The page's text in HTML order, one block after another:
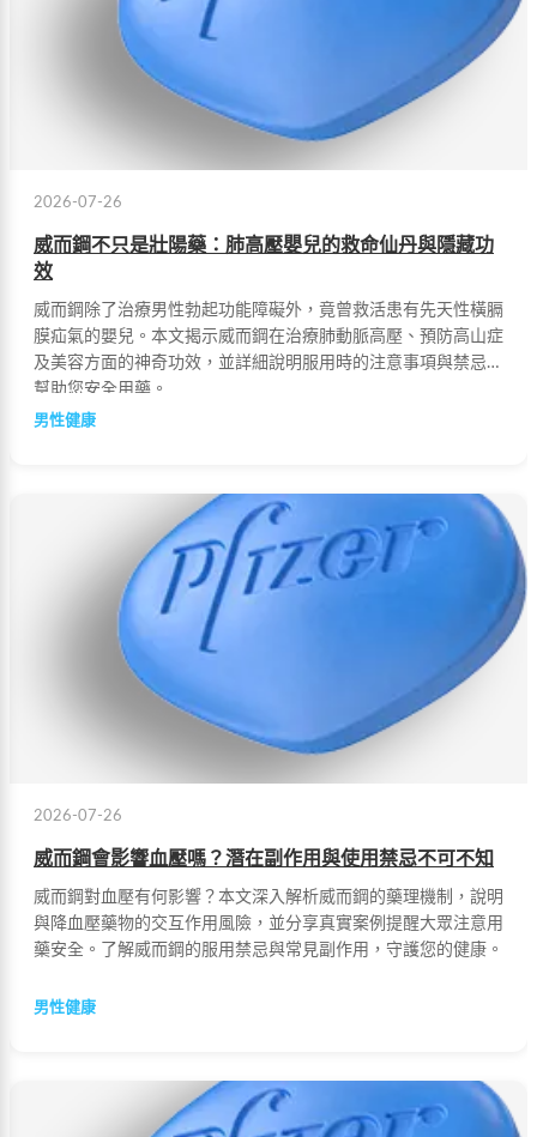
2026-07-26
威而鋼不只是壯陽藥：肺高壓嬰兒的救命仙丹與隱藏功
效
威而鋼除了治療男性勃起功能障礙外，竟曾救活患有先天性橫膈
膜疝氣的嬰兒。本文揭示威而鋼在治療肺動脈高壓、預防高山症
及美容方面的神奇功效，並詳細說明服用時的注意事項與禁忌，
幫助您安全用藥。
男性健康
2026-07-26
威而鋼會影響血壓嗎？潛在副作用與使用禁忌不可不知
威而鋼對血壓有何影響？本文深入解析威而鋼的藥理機制，說明
與降血壓藥物的交互作用風險，並分享真實案例提醒大眾注意用
藥安全。了解威而鋼的服用禁忌與常見副作用，守護您的健康。
男性健康